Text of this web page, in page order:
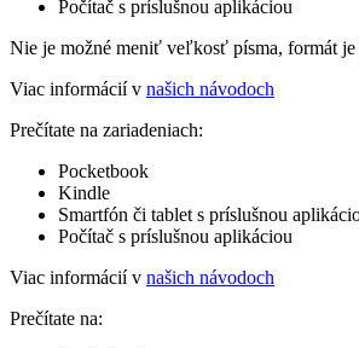
Počítač s príslušnou aplikáciou
Nie je možné meniť veľkosť písma, formát
Viac informácií v našich návodoch
Prečítate na zariadeniach:
Pocketbook
Kindle
Smartfón či tablet s príslušnou
Počítač s príslušnou aplikáciou
Viac informácií v našich návodoch
Prečítate na: